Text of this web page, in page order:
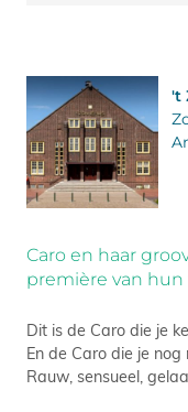
't
Caro en haar
première van
Dit is de Caro die je
En de Caro die je nog
Rauw, sensueel,